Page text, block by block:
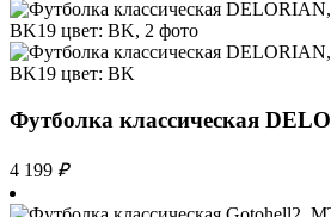
Футболка классическая
4 199 ₽